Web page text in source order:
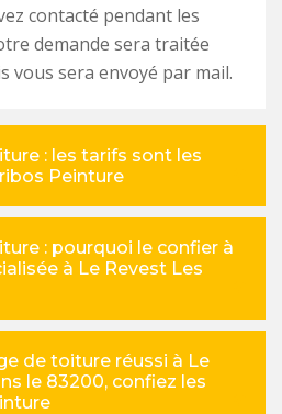
contacté pendant les
demande sera traitée
vous sera envoyé par mail.
: les tarifs sont les
Peinture
: pourquoi le confier à
à Le Revest Les
de toiture réussi à Le
le 83200, confiez les